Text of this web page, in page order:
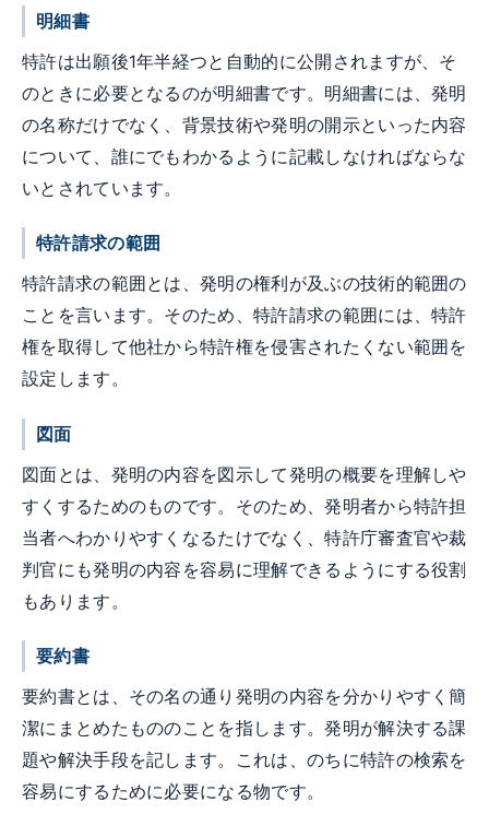
明細書
特許は出願後1年半経つと自動的に公開されますが、そ
のときに必要となるのが明細書です。明細書には、発明
の名称だけでなく、背景技術や発明の開示といった内容
について、誰にでもわかるように記載しなければならな
いとされています。
特許請求の範囲
特許請求の範囲とは、発明の権利が及ぶの技術的範囲の
ことを言います。そのため、特許請求の範囲には、特許
権を取得して他社から特許権を侵害されたくない範囲を
設定します。
図面
図面とは、発明の内容を図示して発明の概要を理解しや
すくするためのものです。そのため、発明者から特許担
当者へわかりやすくなるたけでなく、特許庁審査官や裁
判官にも発明の内容を容易に理解できるようにする役割
もあります。
要約書
要約書とは、その名の通り発明の内容を分かりやすく簡
潔にまとめたもののことを指します。発明が解決する課
題や解決手段を記します。これは、のちに特許の検索を
容易にするために必要になる物です。